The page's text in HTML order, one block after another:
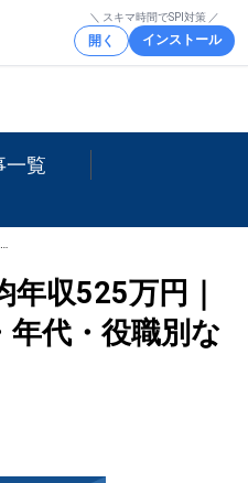
＼ スキマ時間でSPI対策 ／
開く インストール
一覧
【モロゾフ】平均年収525万円｜年収推移・業界・年代・役職別など徹底解説！
年収525万円｜
年代・役職別な